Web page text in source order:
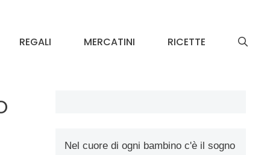
REGALI MERCATINI RICETTE
Nel cuore di ogni bambino c'è il sogno